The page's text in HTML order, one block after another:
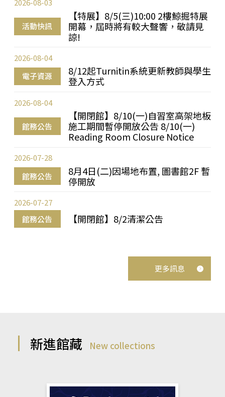
活動快訊
【特展】8/5(三)10:00 2樓鯨掘特展
開幕，屆時將有較大聲響，敬請見
諒!
2026-08-03
電子資源
8/12起Turnitin系統更新教師與學生
登入方式
2026-08-04
館務公告
【開閉館】8/10(一)自習室高架地板
施工期間暫停開放公告 8/10(一)
Reading Room Closure Notice
2026-08-04
館務公告
8月4日(二)因場地布置, 圖書館2F 暫
停開放
2026-07-28
館務公告 【開閉館】8/2清潔公告
2026-07-27
更多訊息
新進館藏 New collections